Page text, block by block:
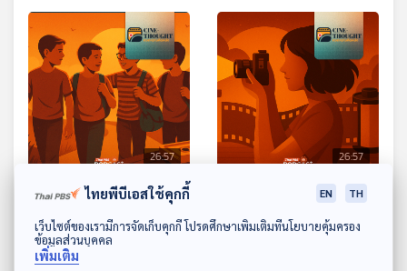
ดาวน์โหลด Thai PBS Podcast Application
26:57
EP. 13: มิตรภาพที่ถูกเล่าใน
ภาพยนตร์
Cine Thought ถอดความคิด
หนัง
26:57
EP. 14: การถ่ายภาพที่ถูก
เล่าในภาพยนตร์
Cine Thought ถอดความคิด
ไทยพีบีเอสใช้คุกกี้ EN TH
เว็บไซต์ของเรามีการจัดเก็บคุกกี้ โปรดศึกษาเพิ่มเติมที่นโยบายคุ้มครอง
ข้อมูลส่วนบุคคล
เพิ่มเติม